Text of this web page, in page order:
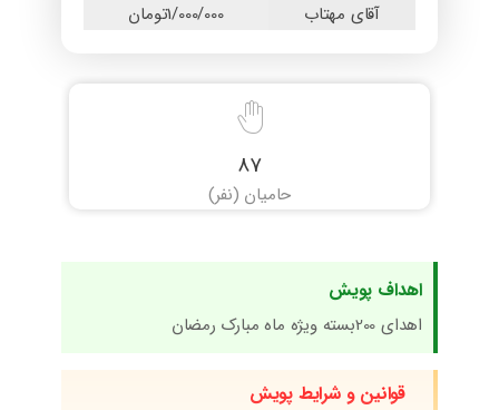
اهداف پویش
اهدای 200بسته ویژه ماه مبارک رمضان
قوانین و شرایط پویش​
آقای مهتاب 1/000/000تومان
87
حامیان (نفر)